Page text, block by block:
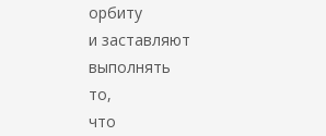
орбиту
и заставляют
выполнять
то,
что